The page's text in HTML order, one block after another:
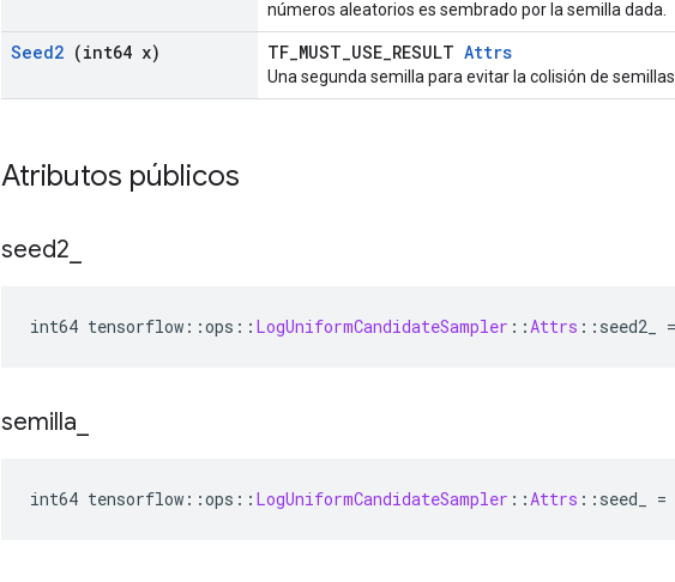
números aleatorios es sembrado por la semilla dada.
Seed2 (int64 x) TF_MUST_USE_RESULT Attrs
Una segunda semilla para evitar la colisión de semillas.
Atributos públicos
seed2
int64 tensorflow ::ops :: LogUniformCandidateSampler ::Attrs :: seed2_ =
semilla
int64 tensorflow ::ops :: LogUniformCandidateSampler ::Attrs :: seed_ =